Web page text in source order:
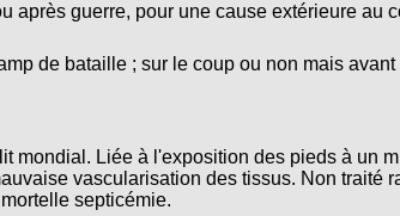
après guerre, pour une cause extérieure
de bataille ; sur le coup ou non mais avant
mondial. Liée à l'exposition des pieds à un
vascularisation des tissus. Non traité
septicémie.